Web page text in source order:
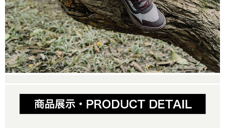
請求用戶進行身份認證。
５．嚴禁一人註冊多個帳號或使用他人資訊註冊。若發現惡意使用之情形，
恩沛科技股份有限公司將有權停止該用戶之使用額度並採取法律行動。